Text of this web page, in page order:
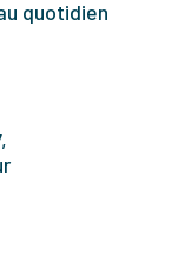
quotidien